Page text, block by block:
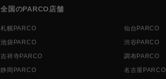
全国のPARCO店舗
札幌PARCO 仙台PARCO
池袋PARCO
渋谷PARCO
吉祥寺PARCO
調布PARCO
静岡PARCO
名古屋PARCO